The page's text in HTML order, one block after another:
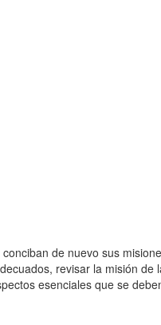
de nuevo sus
revisar la misión de
esenciales que se